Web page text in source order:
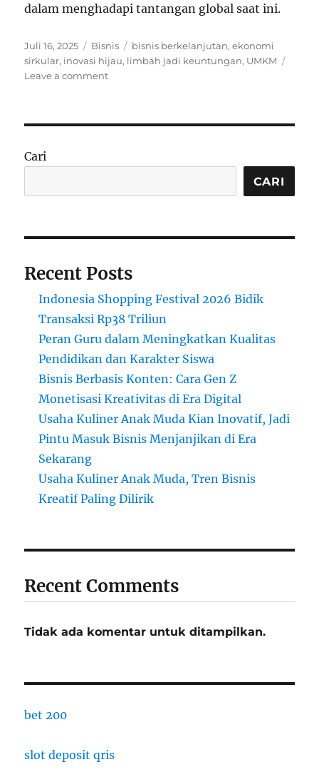
dalam menghadapi tantangan global saat ini.
Posted
on
Juli 16, 2025 Categories
Bisnis Tags
bisnis berkelanjutan,ekonomi
sirkular, inovasi hijau, limbah jadi keuntungan, UMKM
Leave a commenton
Limbah
Keuntungan
Cari
CARI
Recent Posts
Indonesia Shopping Festival 2026 Bidik
Transaksi Rp38 Triliun
Peran Guru dalam Meningkatkan Kualitas
Pendidikan dan Karakter Siswa
Bisnis Berbasis Konten: Cara Gen Z
Monetisasi Kreativitas di Era Digital
Usaha Kuliner Anak Muda Kian Inovatif, Jadi
Pintu Masuk Bisnis Menjanjikan di Era
Sekarang
Usaha Kuliner Anak Muda, Tren Bisnis
Kreatif Paling Dilirik
Recent Comments
Tidak ada komentar untuk ditampilkan.
bet 200
slot deposit qris